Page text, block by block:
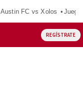
Austin FC vs Xolos
REGÍSTRATE